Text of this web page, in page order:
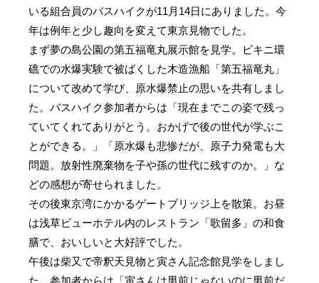
いる組合員のバスハイクが11月14日にありました。今
年は例年と少し趣向を変えて東京見物でした。
まず夢の島公園の第五福竜丸展示館を見学。ビキニ環
礁での水爆実験で被ばくした木造漁船「第五福竜丸」
について改めて学び、原水爆禁止の思いを共有しまし
た。バスハイク参加者からは「現在までこの姿で残っ
ていてくれてありがとう。おかげで後の世代が学ぶこ
とができる。」「原水爆も悲惨だが、原子力発電も大
問題。放射性廃棄物を子や孫の世代に残すのか。」な
どの感想が寄せられました。
その後東京湾にかかるゲートブリッジ上を散策。お昼
は浅草ビューホテル内のレストラン「歌留多」の和食
膳で、おいしいと大好評でした。
午後は柴又で帝釈天見物と寅さん記念館見学をしまし
た。参加者からは「寅さんは男前じゃないのに男前だ